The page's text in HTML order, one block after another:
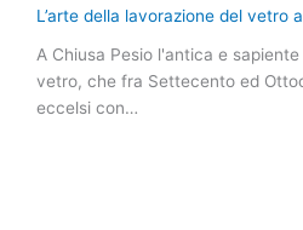
L’arte della lavorazione del vetro
A Chiusa Pesio l'antica e
vetro, che fra Settecento ed
eccelsi con…